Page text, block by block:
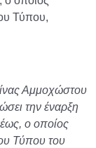
Τύπου,
Αμμοχώστου
την έναρξη
ο οποίος
Τύπου του